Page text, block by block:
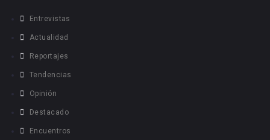
Entrevistas
Actualidad
Reportajes
Tendencias
Opinión
Destacado
Encuentros